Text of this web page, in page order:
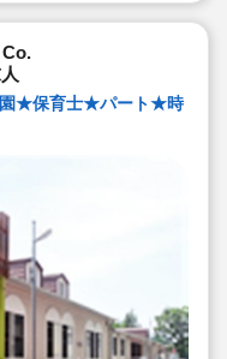
園★保育士★パート★時